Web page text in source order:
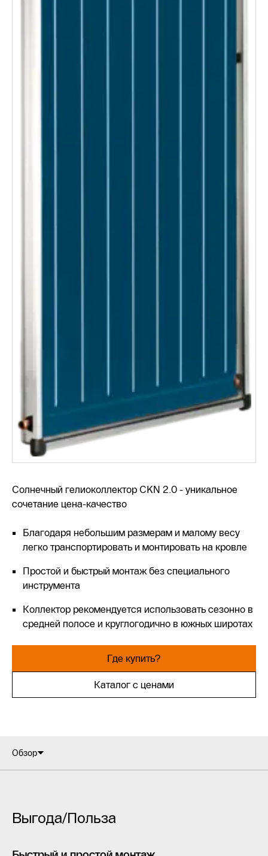
Солнечный гелиоколлектор CKN 2.0 - уникальное
сочетание цена-качество
Благодаря небольшим размерам и малому весу
легко транспортировать и монтировать на кровле
Простой и быстрый монтаж без специального
инструмента
Коллектор рекомендуется использовать сезонно в
средней полосе и круглогодично в южных широтах
Где купить?
Каталог с ценами
Обзор
Выгода/Польза